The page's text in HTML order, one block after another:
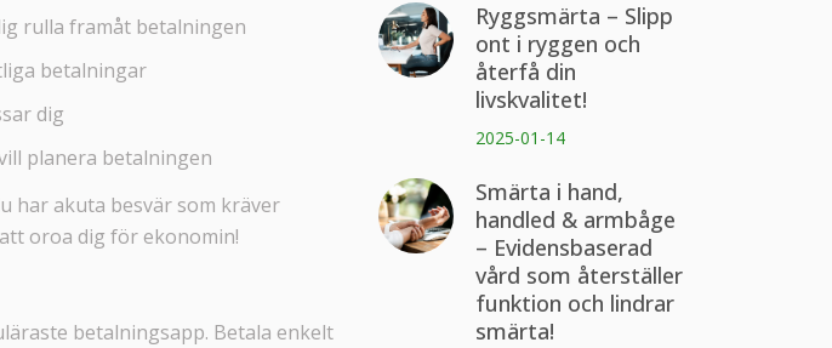
rulla framåt betalningen
betalningar
dig
planera betalningen
har akuta besvär som kräver
oroa dig för ekonomin!
betalningsapp. Betala enkelt
Ryggsmärta – Slipp
ont i ryggen och
återfå din
livskvalitet!
2025-01-14
Smärta i hand,
handled & armbåge
– Evidensbaserad
vård som återställer
funktion och lindrar
smärta!